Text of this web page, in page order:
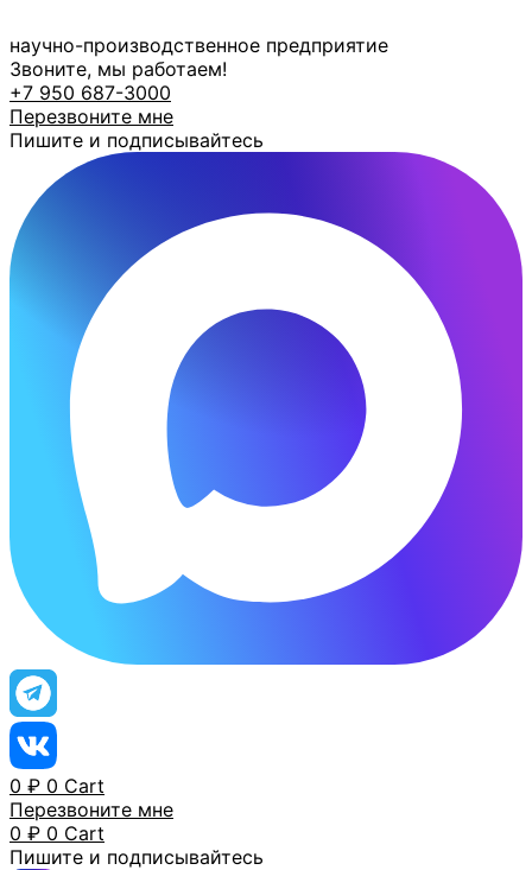
к
содержимому
научно-производственное предприятие
Звоните, мы работаем!
+7 950 687-3000
Перезвоните мне
Пишите и подписывайтесь
0 ₽ 0 Cart
Перезвоните мне
0 ₽ 0 Cart
Пишите и подписывайтесь